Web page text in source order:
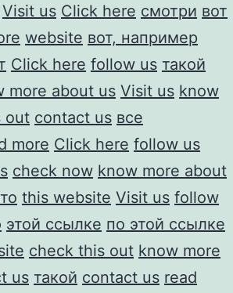
Visit us Click here смотри вот
website вот, например
Click here follow us такой
more about us Visit us know
out contact us все
more Click here follow us
check now know more about
this website Visit us follow
этой ссылке по этой ссылке
check this out know more
us такой contact us read